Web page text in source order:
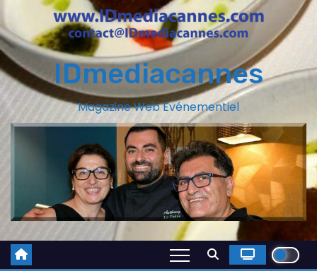
IDmediacannes
Magazine Web Evénementiel